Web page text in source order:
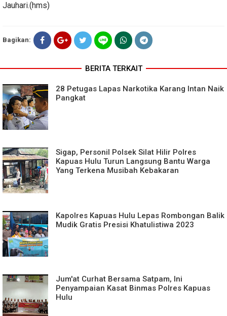
Jauhari.(hms)
Bagikan:
BERITA TERKAIT
28 Petugas Lapas Narkotika Karang Intan Naik
Pangkat
Sigap, Personil Polsek Silat Hilir Polres
Kapuas Hulu Turun Langsung Bantu Warga
Yang Terkena Musibah Kebakaran
Kapolres Kapuas Hulu Lepas Rombongan Balik
Mudik Gratis Presisi Khatulistiwa 2023
Jum'at Curhat Bersama Satpam, Ini
Penyampaian Kasat Binmas Polres Kapuas
Hulu